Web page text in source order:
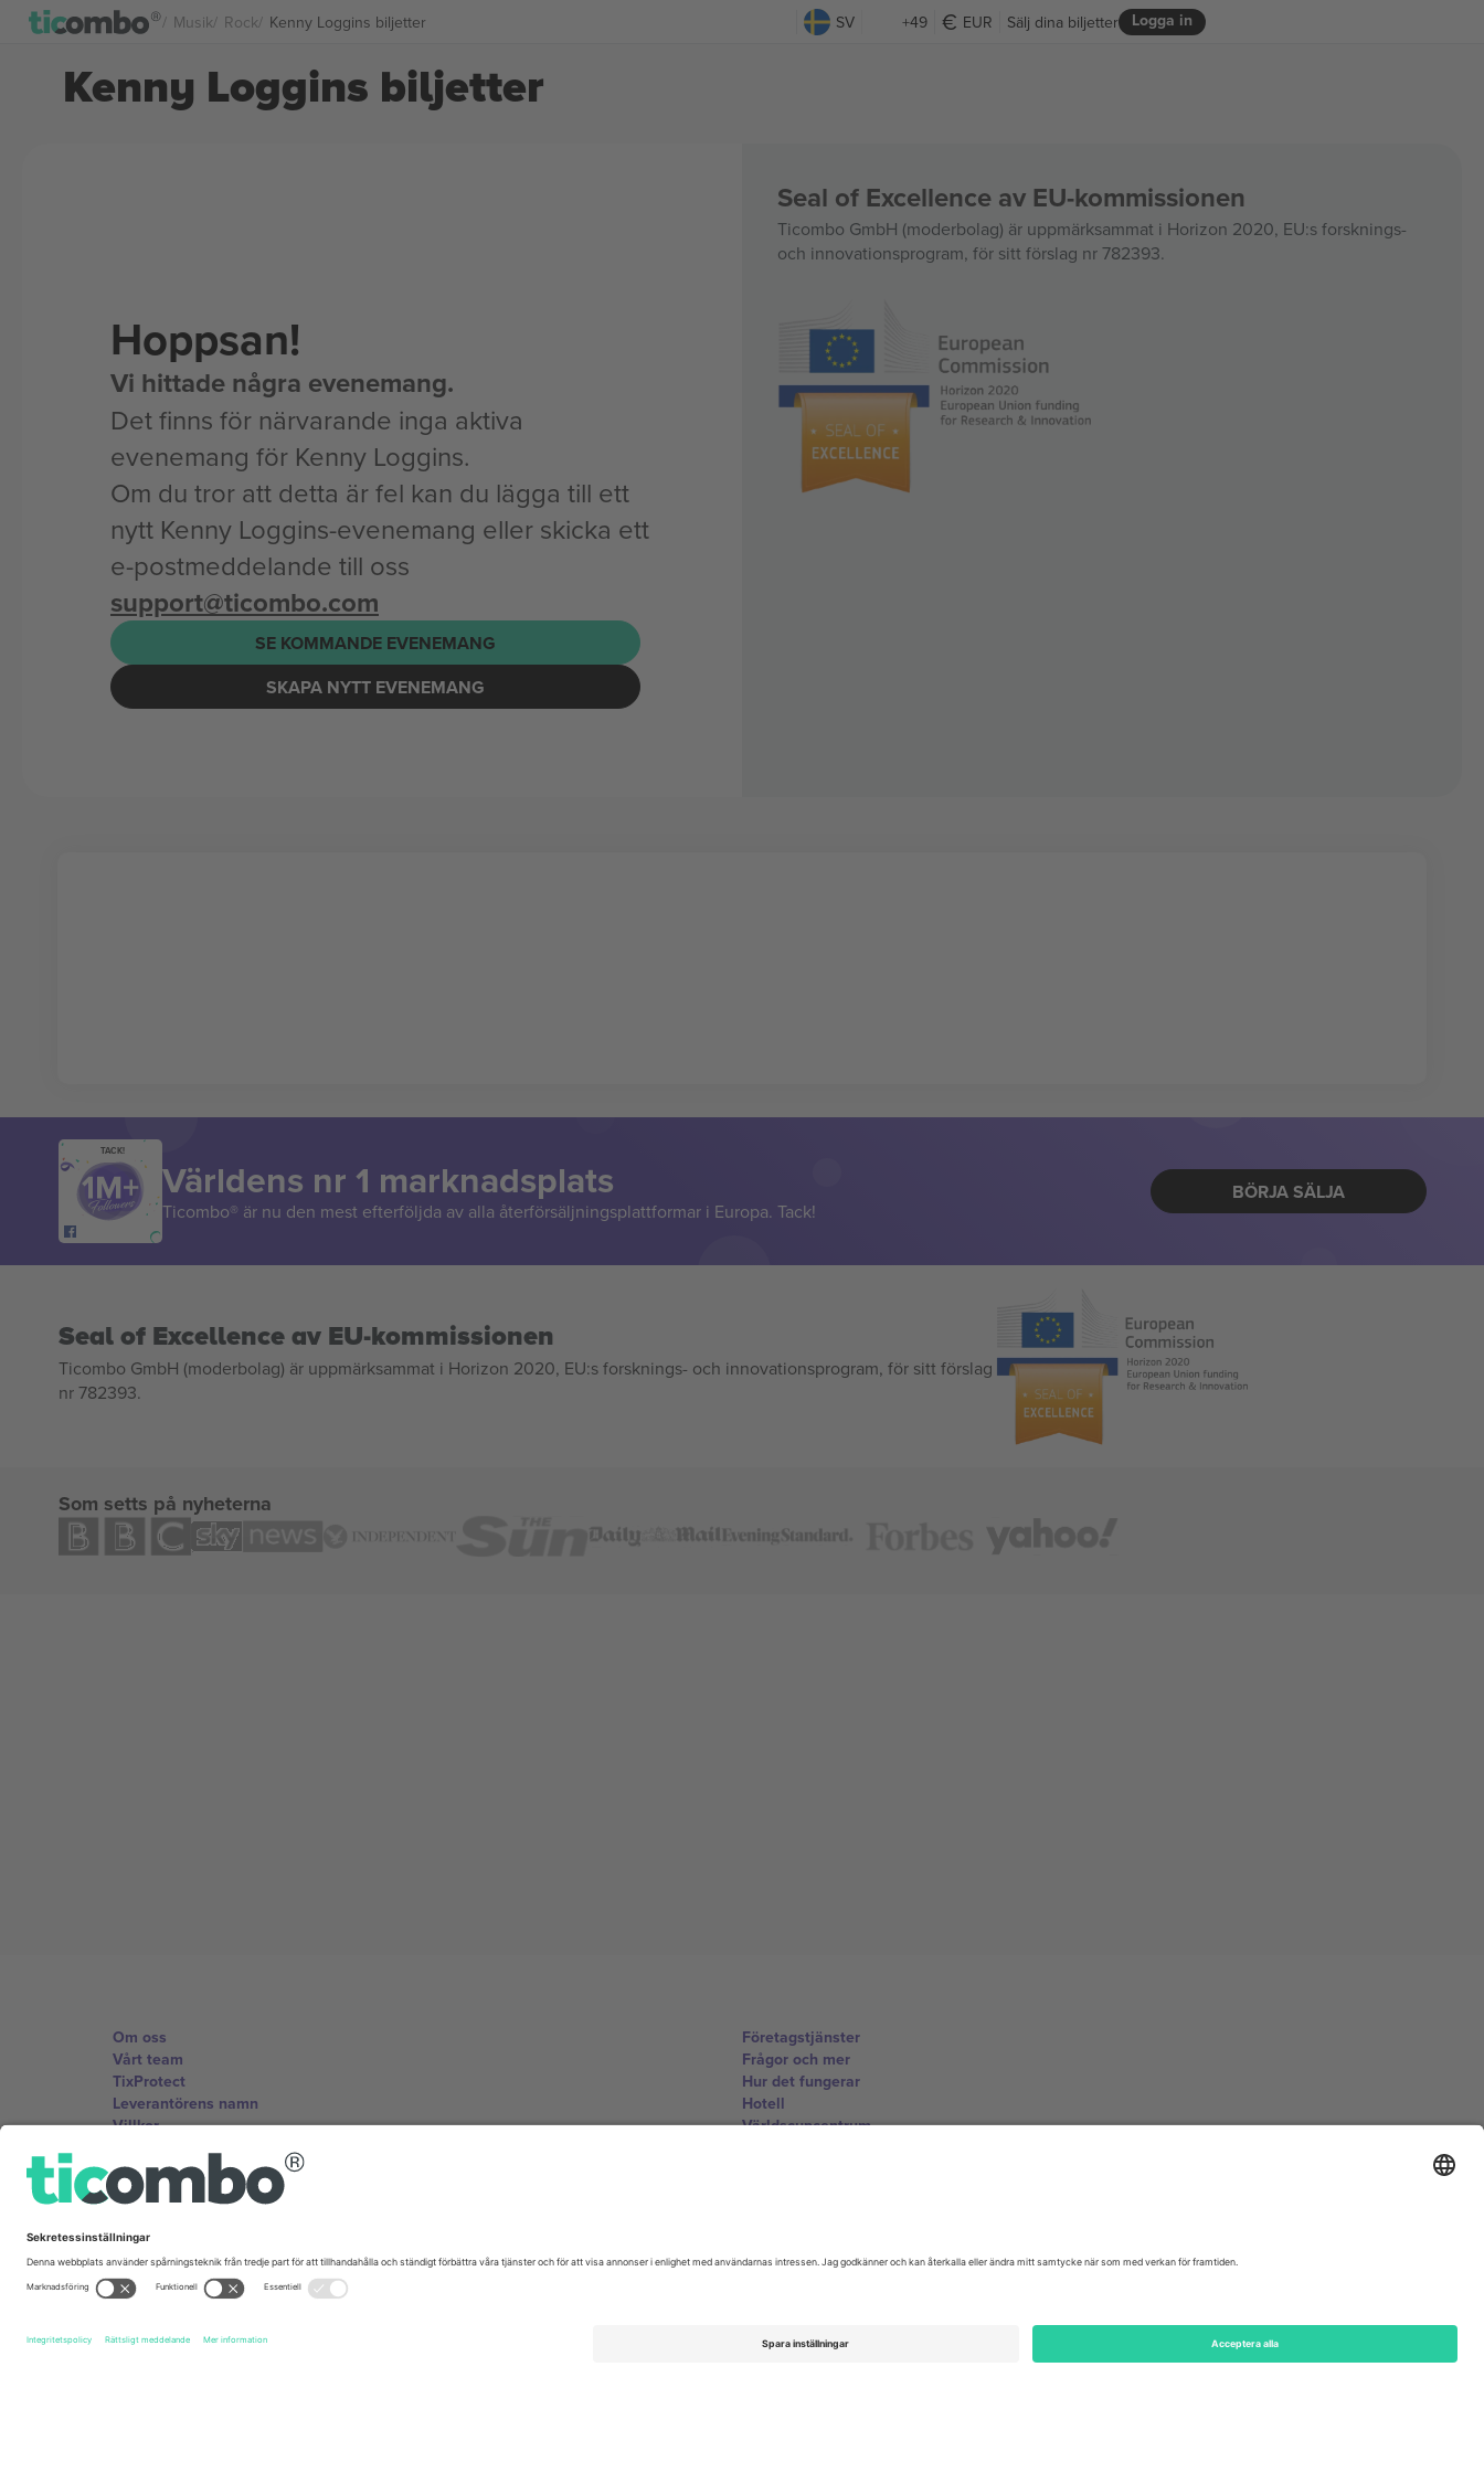
Musik Rock Kenny Loggins biljetter SV +49 EUR Logga in
Sälj dina biljetter
Kenny Loggins biljetter
Hoppsan!
Vi hittade några evenemang.
Det finns för närvarande inga aktiva
evenemang för Kenny Loggins.
Om du tror att detta är fel kan du lägga till ett
nytt Kenny Loggins-evenemang eller skicka ett
e-postmeddelande till oss
support@ticombo.com
SE KOMMANDE EVENEMANG
SKAPA NYTT EVENEMANG
Seal of Excellence av EU-kommissionen
Ticombo GmbH (moderbolag) är uppmärksammat i Horizon 2020, EU:s forsknings-
och innovationsprogram, för sitt förslag nr 782393.
TACK!
Världens nr 1 marknadsplats
Ticombo® är nu den mest efterföljda av alla återförsäljningsplattformar i Europa. Tack!
BÖRJA SÄLJA
Seal of Excellence av EU-kommissionen
Ticombo GmbH (moderbolag) är uppmärksammat i Horizon 2020, EU:s forsknings- och innovationsprogram, för sitt förslag
nr 782393.
Som setts på nyheterna
Om oss
Vårt team
TixProtect
Leverantörens namn
Villkor
Affiliate-program
Företagstjänster
Frågor och mer
Hur det fungerar
Hotell
Världscupcentrum